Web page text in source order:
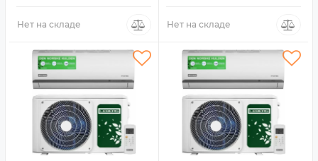
Нет на складе Нет на складе